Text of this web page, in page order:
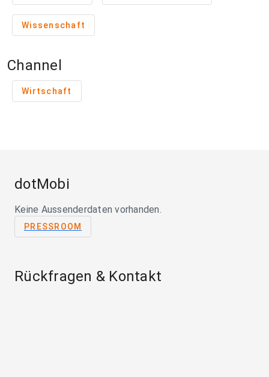
Wissenschaft
Channel
Wirtschaft
dotMobi
Keine Aussenderdaten vorhanden.
PRESSROOM
Rückfragen & Kontakt